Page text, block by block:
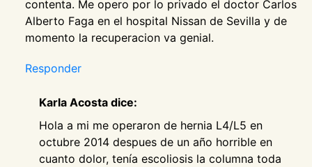
contenta. Me opero por lo privado el doctor Carlos
Alberto Faga en el hospital Nissan de Sevilla y de
momento la recuperacion va genial.
Responder
Karla Acosta dice:
Hola a mi me operaron de hernia L4/L5 en
octubre 2014 despues de un año horrible en
cuanto dolor, tenía escoliosis la columna toda